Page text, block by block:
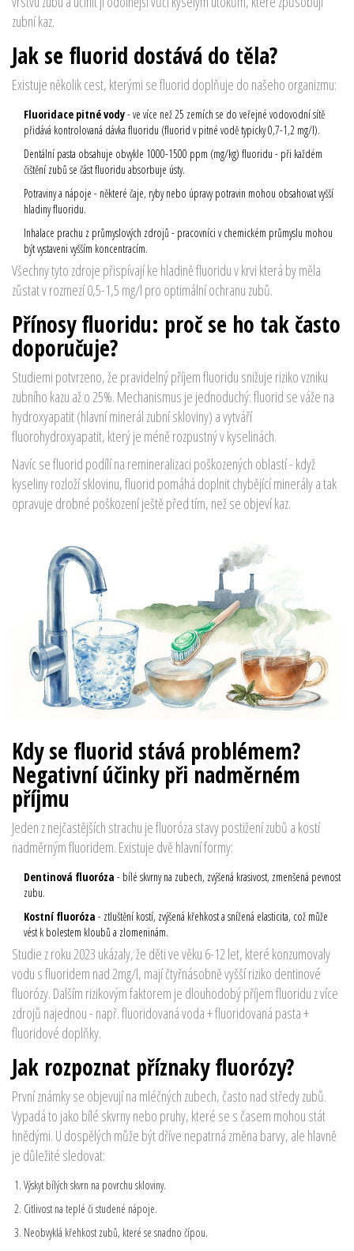
zubní kaz.
Jak se fluorid dostává do těla?
Existuje několik cest, kterými se fluorid doplňuje do našeho organizmu:
Fluoridace pitné vody- ve více než 25 zemích se do veřejné vodovodní sítě
přidává kontrolovaná dávka fluoridu (fluorid v pitné vodětypicky 0,7-1,2 mg/l).
Dentální pasta obsahuje obvykle 1000-1500 ppm (mg/kg) fluoridu - při každém
čištění zubů se část fluoridu absorbuje ústy.
Potraviny a nápoje - některé čaje, ryby nebo úpravy potravin mohou obsahovat vyšší
hladiny fluoridu.
Inhalace prachu z průmyslových zdrojů - pracovníci v chemickém průmyslu mohou
být vystaveni vyšším koncentracím.
Všechny tyto zdroje přispívají ke hladině fluoridu v krvi která by měla
zůstat v rozmezí 0,5-1,5 mg/l pro optimální ochranu zubů.
Přínosy fluoridu: proč se ho tak často
doporučuje?
Studiemi potvrzeno, že pravidelný příjem fluoridu snižuje riziko vzniku
zubního kazu až o 25%. Mechanismus je jednoduchý: fluorid se váže na
hydroxyapatit (hlavní minerál zubní skloviny) a vytváří
fluorohydroxyapatit, který je méně rozpustný v kyselinách.
Navíc se fluorid podílí na remineralizaci poškozených oblastí - když
kyseliny rozloží sklovinu, fluorid pomáhá doplnit chybějící minerály a tak
opravuje drobné poškození ještě před tím, než se objeví kaz.
Kdy se fluorid stává problémem?
Negativní účinky při nadměrném
příjmu
Jeden z nejčastějších strachu jefluoróza stavy postižení zubů a kostí
nadměrným fluoridem. Existuje dvě hlavní formy:
Dentinová fluoróza - bílé skvrny na zubech, zvýšená krasivost, zmenšená pevnost
zubu.
Kostní fluoróza - ztluštění kostí, zvýšená křehkost a snížená elasticita, což může
vést k bolestem kloubů a zlomeninám.
Studie z roku 2023 ukázaly, že děti ve věku 6-12 let, které konzumovaly
vodu s fluoridem nad 2mg/l, mají čtyřnásobně vyšší riziko dentinové
fluorózy. Dalším rizikovým faktorem je dlouhodobý příjem fluoridu z více
zdrojů najednou - např. fluoridovaná voda + fluoridovaná pasta +
fluoridové doplňky.
Jak rozpoznat příznaky fluorózy?
První známky se objevují na mléčných zubech, často nad středy zubů.
Vypadá to jako bílé skvrny nebo pruhy, které se s časem mohou stát
hnědými. U dospělých může být dříve nepatrná změna barvy, ale hlavně
je důležité sledovat:
Výskyt bílých skvrn na povrchu skloviny.
Citlivost na teplé či studené nápoje.
Neobvyklá křehkost zubů, které se snadno čípou.